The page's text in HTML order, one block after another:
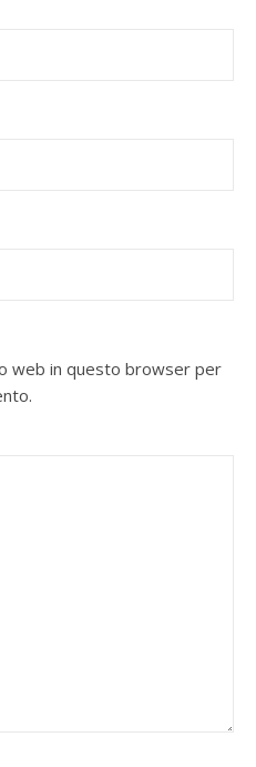
web in questo browser per